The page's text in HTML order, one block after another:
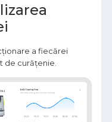
a fiecărei
de curățenie.